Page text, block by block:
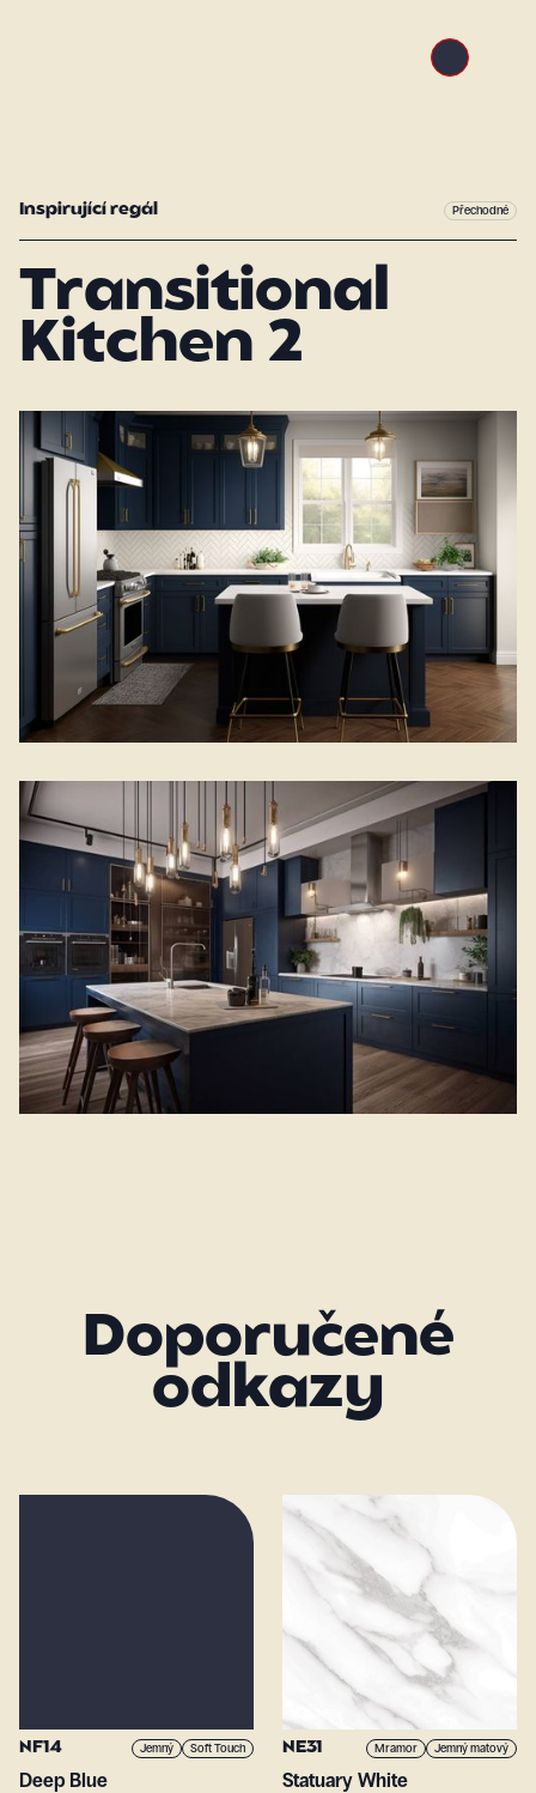
Inspirující regál Přechodné
Transitional
Kitchen 2
Doporučené
odkazy
NF14 Jemný Soft Touch
Deep Blue
NE31 Mramor Jemný matový
Statuary White